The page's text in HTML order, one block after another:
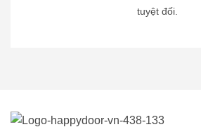
tuyệt đối.